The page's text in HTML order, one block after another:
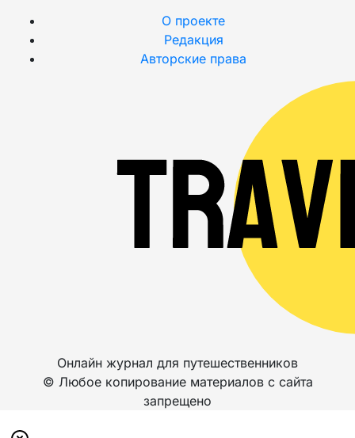
О проекте
Редакция
Авторские права
Онлайн журнал для путешественников
© Любое копирование материалов с сайта
запрещено